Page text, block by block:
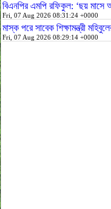
বিএনপির এমপি রফিকুল: ‘ছয় মাসে
Fri, 07 Aug 2026 08:31:24 +0000
মাস্ক পরে সাবেক শিক্ষামন্ত্রী
Fri, 07 Aug 2026 08:29:14 +0000